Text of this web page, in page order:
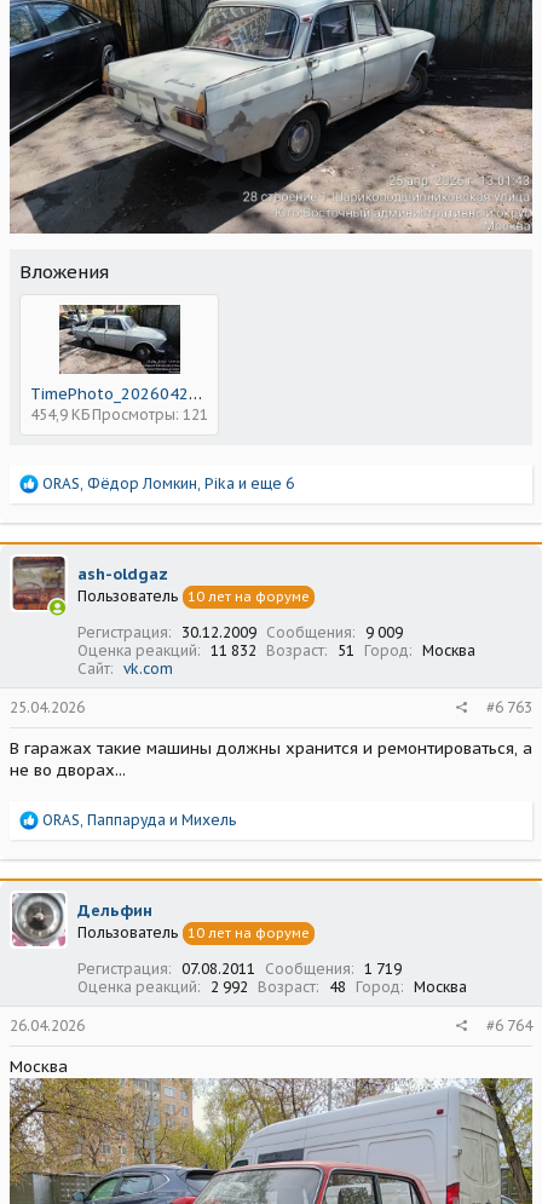
Вложения
TimePhoto_20260425_130154.jpg
454,9 КБ Просмотры: 121
Р
а
к
ц
и
и
ORAS Фёдор Ломкин Pika и еще 6
ash-oldgaz
Пользователь 10 лет на форуме
Регистрация 30.12.2009 Сообщения
9 009
Оценка реакций
11 832 Возраст 51 Город
Москва
Сайт
vk.com
25.04.2026 #6 763
В гаражах такие машины должны хранится и ремонтироваться, а
не во дворах...
Р
а
к
ц
и
и
ORAS Паппаруда и Михель
Дельфин
Пользователь 10 лет на форуме
Регистрация 07.08.2011 Сообщения
1 719
Оценка реакций
2 992 Возраст 48 Город Москва
26.04.2026 #6 764
Москва